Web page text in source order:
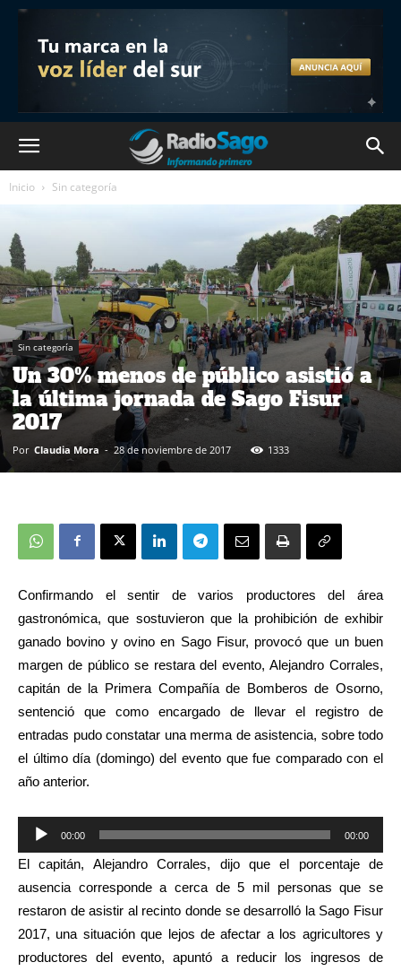
Inicio Sin categoría
Sin categoría
Un 30% menos de público asistió a
la última jornada de Sago Fisur
2017
Por Claudia Mora - 28 de noviembre de 2017 1333
Confirmando el sentir de varios productores del área
gastronómica, que sostuvieron que la prohibición de exhibir
ganado bovino y ovino en Sago Fisur, provocó que un buen
margen de público se restara del evento, Alejandro Corrales,
capitán de la Primera Compañía de Bomberos de Osorno,
sentenció que como encargado de llevar el registro de
entradas pudo constatar una merma de asistencia, sobre todo
el último día (domingo) del evento que fue comparado con el
año anterior.
Reproductor
de
audio
00:00 00:00
El capitán, Alejandro Corrales, dijo que el porcentaje de
ausencia corresponde a cerca de 5 mil personas que se
restaron de asistir al recinto donde se desarrolló la Sago Fisur
2017, una situación que lejos de afectar a los agricultores y
productores del evento, apuntó a reducir los ingresos de